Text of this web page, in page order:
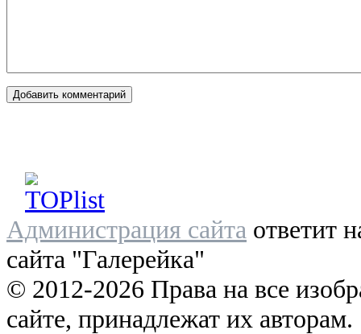
Администрация сайта ответит
сайта "Галерейка"
© 2012-2026 Права на все
сайте, принадлежат их авторам.